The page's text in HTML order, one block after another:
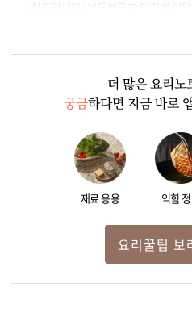
하시면 김치랑 먹어도 맛있을 것 같
더 많은 요리노
궁금하다면 지금 바로
재료 응용 익힘
요리꿀팁 보